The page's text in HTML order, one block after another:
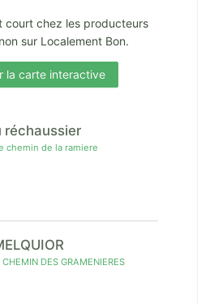
court chez les producteurs
sur Localement Bon.
la carte interactive
réchaussier
chemin de la ramiere
DES GRAMENIERES